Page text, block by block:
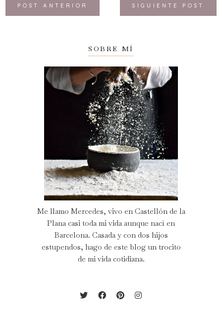
POST ANTERIOR SIGUIENTE POST
SOBRE MÍ
Me llamo Mercedes, vivo en Castellón de la
Plana casi toda mi vida aunque nací en
Barcelona. Casada y con dos hijos
estupendos, hago de este blog un trocito
de mi vida cotidiana.